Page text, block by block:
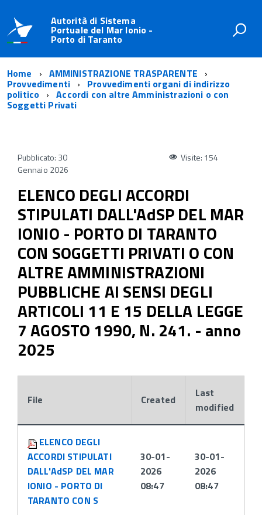
Autorità di Sistema
Portuale del Mar Ionio -
Porto di Taranto
Home AMMINISTRAZIONE TRASPARENTE
Provvedimenti Provvedimenti organi di indirizzo
politico Accordi con altre Amministrazioni o con
Soggetti Privati
Pubblicato: 30
Gennaio 2026
Visite: 154
ELENCO DEGLI ACCORDI
STIPULATI DALL'AdSP DEL MAR
IONIO - PORTO DI TARANTO
CON SOGGETTI PRIVATI O CON
ALTRE AMMINISTRAZIONI
PUBBLICHE Al SENSI DEGLI
ARTICOLI 11 E 15 DELLA LEGGE
7 AGOSTO 1990, N. 241. - anno
2025
Attachments:
File Created
Last
modified
ELENCO DEGLI
ACCORDI STIPULATI
DALL'AdSP DEL MAR
IONIO - PORTO DI
TARANTO CON S
30-01-
2026
08:47
30-01-
2026
08:47